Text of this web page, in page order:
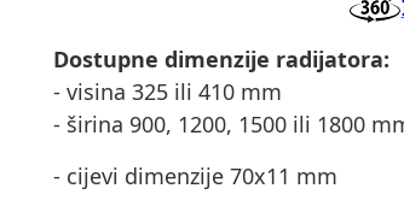
Dostupne dimenzije radijatora:
- visina 325 ili 410 mm
- širina 900, 1200, 1500 ili 1800
- cijevi dimenzije 70x11 mm